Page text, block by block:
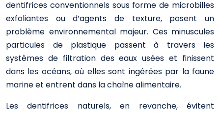
dentifrices conventionnels sous forme de microbilles
exfoliantes ou d’agents de texture, posent un
problème environnemental majeur. Ces minuscules
particules de plastique passent à travers les
systèmes de filtration des eaux usées et finissent
dans les océans, où elles sont ingérées par la faune
marine et entrent dans la chaîne alimentaire.
Les dentifrices naturels, en revanche, évitent